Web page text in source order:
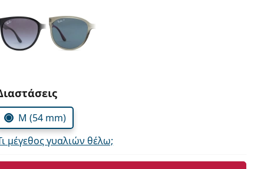
τις παράμετρους
M (54 mm)
μέγεθος γυαλιών θέλω;